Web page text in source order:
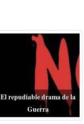
El repudiable drama de la
Guerra